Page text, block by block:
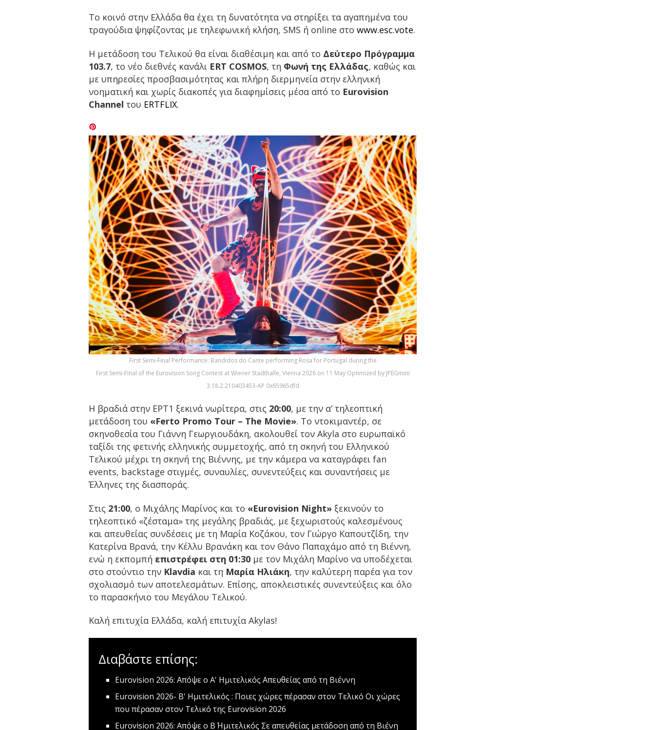
Το κοινό στην Ελλάδα θα έχει τη δυνατότητα να στηρίξει τα αγαπημένα του
τραγούδια ψηφίζοντας με τηλεφωνική κλήση, SMS ή online στο www.esc.vote.
Η μετάδοση του Τελικού θα είναι διαθέσιμη και από το Δεύτερο Πρόγραμμα
103.7, το νέο διεθνές κανάλι ERT COSMOS, τη Φωνή της Ελλάδας, καθώς και
με υπηρεσίες προσβασιμότητας και πλήρη διερμηνεία στην ελληνική
νοηματική και χωρίς διακοπές για διαφημίσεις μέσα από το Eurovision
Channel του ERTFLIX.
First Semi-Final Performance: Bandidos do Cante performing Rosa for Portugal during the
First Semi-Final of the Eurovision Song Contest at Wiener Stadthalle, Vienna 2026 on 11 May Optimized by JPEGmini
3.18.2.210403453-AP 0x65965dfd
Η βραδιά στην ΕΡΤ1 ξεκινά νωρίτερα, στις 20:00, με την α’ τηλεοπτική
μετάδοση του «Ferto Promo Tour – The Movie». Το ντοκιμαντέρ, σε
σκηνοθεσία του Γιάννη Γεωργιουδάκη, ακολουθεί τον Akyla στο ευρωπαϊκό
ταξίδι της φετινής ελληνικής συμμετοχής, από τη σκηνή του Ελληνικού
Τελικού μέχρι τη σκηνή της Βιέννης, με την κάμερα να καταγράφει fan
events, backstage στιγμές, συναυλίες, συνεντεύξεις και συναντήσεις με
Έλληνες της διασποράς.
Στις 21:00, ο Μιχάλης Μαρίνος και το «Eurovision Night» ξεκινούν το
τηλεοπτικό «ζέσταμα» της μεγάλης βραδιάς, με ξεχωριστούς καλεσμένους
και απευθείας συνδέσεις με τη Μαρία Κοζάκου, τον Γιώργο Καπουτζίδη, την
Κατερίνα Βρανά, την Κέλλυ Βρανάκη και τον Θάνο Παπαχάμο από τη Βιέννη,
ενώ η εκπομπή επιστρέφει στη 01:30 με τον Μιχάλη Μαρίνο να υποδέχεται
στο στούντιο την Klavdia και τη Μαρία Ηλιάκη, την καλύτερη παρέα για τον
σχολιασμό των αποτελεσμάτων. Επίσης, αποκλειστικές συνεντεύξεις και όλο
το παρασκήνιο του Μεγάλου Τελικού.
Καλή επιτυχία Ελλάδα, καλή επιτυχία Akylas!
Διαβάστε επίσης:
Eurovision 2026: Απόψε ο Α' Ημιτελικός Απευθείας από τη Βιέννη
Eurovision 2026- Β' Ημιτελικός : Ποιες χώρες πέρασαν στον Τελικό Οι χώρες
που πέρασαν στον Τελικό της Eurovision 2026
Εurovision 2026: Απόψε ο Β΄ Ημιτελικός Σε απευθείας μετάδοση από τη Βιένη